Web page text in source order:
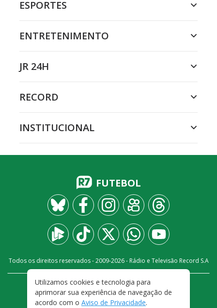
ESPORTES
ENTRETENIMENTO
JR 24H
RECORD
INSTITUCIONAL
FUTEBOL
Todos os direitos reservados - 2009-2026- Rádio e Televisão Record S.A
FALE CONOSCO
PRIVACIDADE
TERMOS E CONDIÇÕES DE USO
Utilizamos cookies e tecnologia para
aprimorar sua experiência de navegação de
acordo com o Aviso de Privacidade.